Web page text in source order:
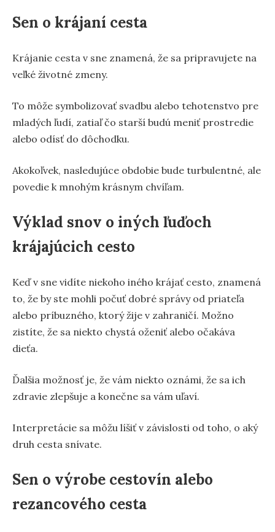
Sen o krájaní cesta
Krájanie cesta v sne znamená, že sa pripravujete na
veľké životné zmeny.
To môže symbolizovať svadbu alebo tehotenstvo pre
mladých ľudí, zatiaľ čo starší budú meniť prostredie
alebo odísť do dôchodku.
Akokoľvek, nasledujúce obdobie bude turbulentné, ale
povedie k mnohým krásnym chvíľam.
Výklad snov o iných ľuďoch
krájajúcich cesto
Keď v sne vidíte niekoho iného krájať cesto, znamená
to, že by ste mohli počuť dobré správy od priateľa
alebo príbuzného, ktorý žije v zahraničí. Možno
zistíte, že sa niekto chystá oženiť alebo očakáva
dieťa.
Ďalšia možnosť je, že vám niekto oznámi, že sa ich
zdravie zlepšuje a konečne sa vám uľaví.
Interpretácie sa môžu líšiť v závislosti od toho, o aký
druh cesta snívate.
Sen o výrobe cestovín alebo
rezancového cesta